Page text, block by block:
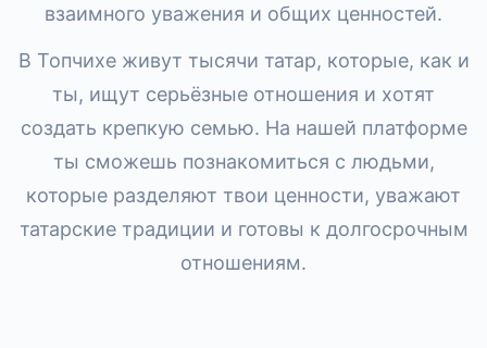
взаимного уважения и общих ценностей.
В Топчихе живут тысячи татар, которые, как и
ты, ищут серьёзные отношения и хотят
создать крепкую семью. На нашей платформе
ты сможешь познакомиться с людьми,
которые разделяют твои ценности, уважают
татарские традиции и готовы к долгосрочным
отношениям.